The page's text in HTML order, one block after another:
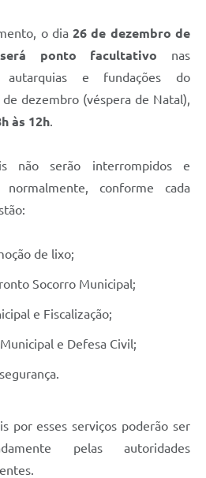
o dia26 de dezembro de
ponto facultativo nas
autarquias e fundações do
dezembro (véspera de Natal),
às 12h
não serão interrompidos e
normalmente, conforme cada
de lixo;
Socorro Municipal;
e Fiscalização;
e Defesa Civil;
por esses serviços poderão ser
pelas autoridades